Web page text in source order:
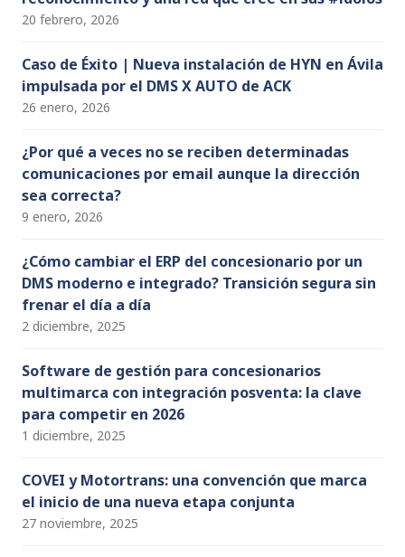
20 febrero, 2026
Caso de Éxito | Nueva instalación de HYN en Ávila
impulsada por el DMS X AUTO de ACK
26 enero, 2026
¿Por qué a veces no se reciben determinadas
comunicaciones por email aunque la dirección
sea correcta?
9 enero, 2026
¿Cómo cambiar el ERP del concesionario por un
DMS moderno e integrado? Transición segura sin
frenar el día a día
2 diciembre, 2025
Software de gestión para concesionarios
multimarca con integración posventa: la clave
para competir en 2026
1 diciembre, 2025
COVEI y Motortrans: una convención que marca
el inicio de una nueva etapa conjunta
27 noviembre, 2025